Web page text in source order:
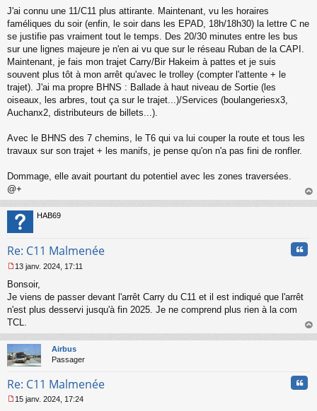
J'ai connu une 11/C11 plus attirante. Maintenant, vu les horaires
faméliques du soir (enfin, le soir dans les EPAD, 18h/18h30) la lettre C ne
se justifie pas vraiment tout le temps. Des 20/30 minutes entre les bus
sur une lignes majeure je n'en ai vu que sur le réseau Ruban de la CAPI.
Maintenant, je fais mon trajet Carry/Bir Hakeim à pattes et je suis
souvent plus tôt à mon arrêt qu'avec le trolley (compter l'attente + le
trajet). J'ai ma propre BHNS : Ballade à haut niveau de Sortie (les
oiseaux, les arbres, tout ça sur le trajet...)/Services (boulangeriesx3,
Auchanx2, distributeurs de billets...).
Avec le BHNS des 7 chemins, le T6 qui va lui couper la route et tous les
travaux sur son trajet + les manifs, je pense qu'on n'a pas fini de ronfler.
Dommage, elle avait pourtant du potentiel avec les zones traversées.
@+
au
HAB69
Re: C11 Malmenée
e
s
g
o
u
13 janv. 2024, 17:11
Bonsoir,
Je viens de passer devant l'arrêt Carry du C11 et il est indiqué que l'arrêt
n'est plus desservi jusqu'à fin 2025. Je ne comprend plus rien à la com
TCL.
au
Airbus
Passager
Re: C11 Malmenée
15 janv. 2024, 17:24